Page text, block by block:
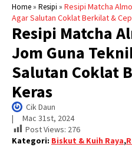
Home» Resipi » Resipi Matcha
Agar Salutan Coklat Berkilat &
Resipi Matcha
Jom Guna
Salutan Coklat
Keras
Cik Daun
| Mac 31st, 2024
Post Views: 276
Kategori: Biskut & Kuih Raya,